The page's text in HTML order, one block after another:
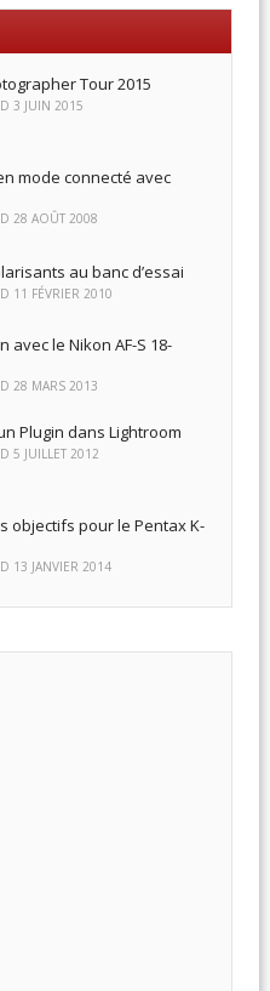
Tour 2015
3 JUIN 2015
mode connecté avec
28 AOÛT 2008
au banc d’essai
11 FÉVRIER 2010
avec le Nikon AF-S 18-
28 MARS 2013
Plugin dans Lightroom
5 JUILLET 2012
objectifs pour le Pentax K-
13 JANVIER 2014